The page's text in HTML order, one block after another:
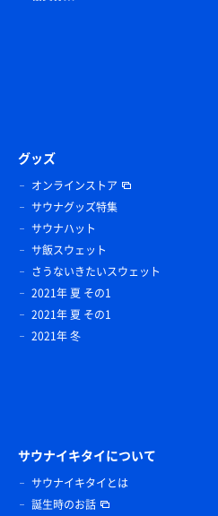
グッズ
オンラインストア
サウナグッズ特集
サウナハット
サ飯スウェット
さうないきたいスウェット
2021年 夏 その1
2021年 夏 その1
2021年 冬
サウナイキタイについて
サウナイキタイとは
誕生時のお話